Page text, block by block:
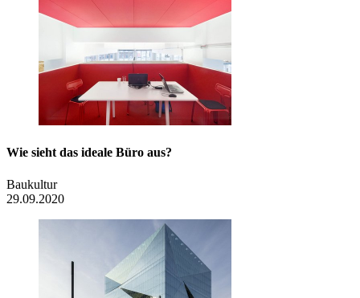
Wie sieht das ideale Büro aus?
Baukultur
29.09.2020